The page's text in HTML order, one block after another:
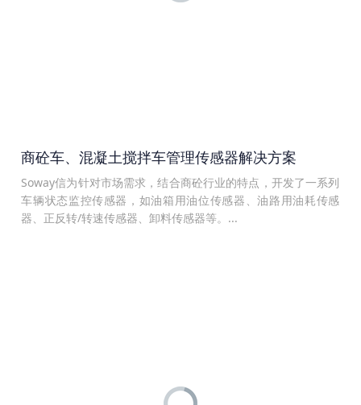
商砼车、混凝土搅拌车管理传感器解决方案
Soway信为针对市场需求，结合商砼行业的特点，开发了一系列
车辆状态监控传感器，如油箱用油位传感器、油路用油耗传感
器、正反转/转速传感器、卸料传感器等。...